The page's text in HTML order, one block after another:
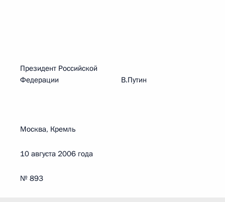
Президент Российской
Федерации В.Путин
Москва, Кремль
10 августа 2006 года
№ 893